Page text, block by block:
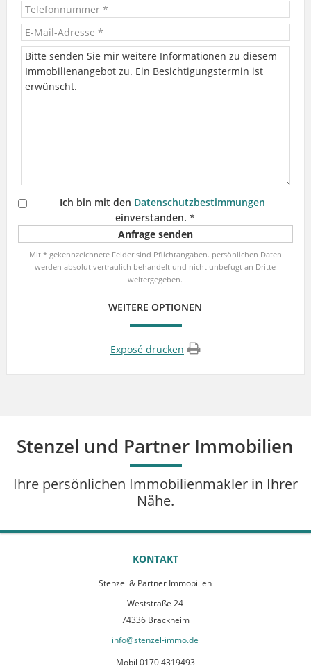
Ich bin mit den Datenschutzbestimmungen
einverstanden. *
Mit * gekennzeichnete Felder sind Pflichtangaben. persönlichen Daten
werden absolut vertraulich behandelt und nicht unbefugt an Dritte
weitergegeben.
WEITERE OPTIONEN
Exposé drucken
Stenzel und Partner Immobilien
Ihre persönlichen Immobilienmakler in Ihrer
Nähe.
KONTAKT
Stenzel & Partner Immobilien
Weststraße 24
74336 Brackheim
info@stenzel-immo.de
Mobil 0170 4319493